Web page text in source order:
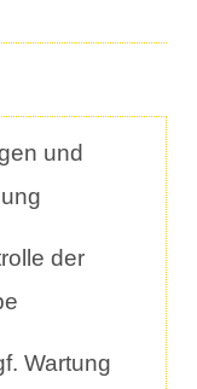
und
der
Wartung